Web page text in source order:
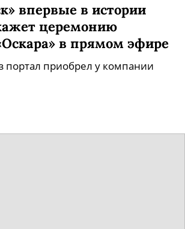
впервые в истории
церемонию
в прямом эфире
портал приобрел у компании